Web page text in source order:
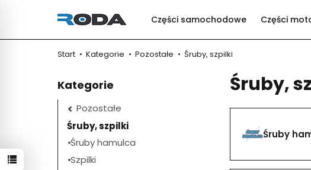
Części samochodowe Części
Start Kategorie Pozostałe Śruby, szpilki
Śruby,
Śruby
Kategorie
Pozostałe
Śruby, szpilki
Śruby hamulca
Szpilki